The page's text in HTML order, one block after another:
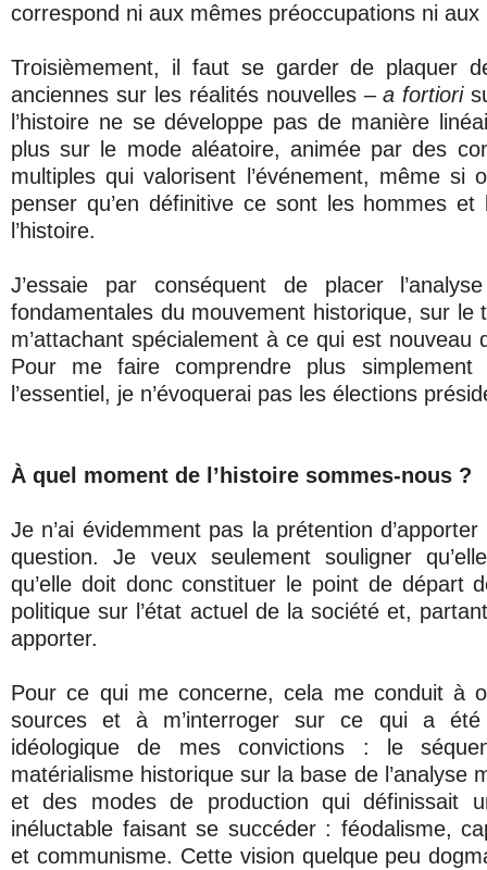
correspond ni aux mêmes préoccupations ni
Troisièmement, il faut se garder de plaquer
anciennes sur les réalités nouvelles –a fortiori
l’histoire ne se développe pas de manière
plus sur le mode aléatoire, animée par des
multiples qui valorisent l’événement, même si
penser qu’en définitive ce sont les hommes
l’histoire.
J’essaie par conséquent de placer
fondamentales du mouvement historique, sur le
m’attachant spécialement à ce qui est nouveau
Pour me faire comprendre plus
l’essentiel, je n’évoquerai pas les élections
À quel moment de l’histoire sommes-nous ?
Je n’ai évidemment pas la prétention
question. Je veux seulement souligner
qu’elle doit donc constituer le point de départ
politique sur l’état actuel de la société et,
apporter.
Pour ce qui me concerne, cela me conduit à
sources et à m’interroger sur ce qui a
idéologique de mes convictions : le
matérialisme historique sur la base de l’analyse
et des modes de production qui définissait
inéluctable faisant se succéder : féodalisme,
et communisme. Cette vision quelque peu